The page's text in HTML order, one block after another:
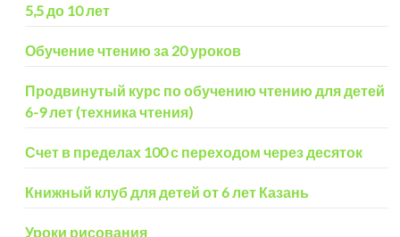
5,5 до 10 лет
Обучение чтению за 20 уроков
Продвинутый курс по обучению чтению для детей
6-9 лет (техника чтения)
Счет в пределах 100 с переходом через десяток
Книжный клуб для детей от 6 лет Казань
Уроки рисования